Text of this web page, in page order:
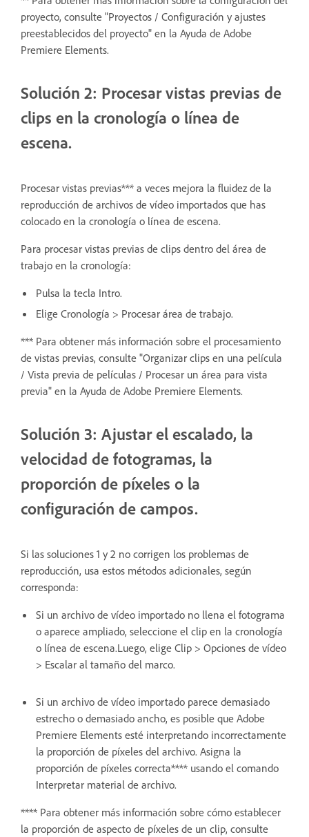
proyecto, consulte "Proyectos / Configuración y ajustes
preestablecidos del proyecto" en la Ayuda de Adobe
Premiere Elements.
Solución 2: Procesar vistas previas de
clips en la cronología o línea de
escena.
Procesar vistas previas*** a veces mejora la fluidez de la
reproducción de archivos de vídeo importados que has
colocado en la cronología o línea de escena.
Para procesar vistas previas de clips dentro del área de
trabajo en la cronología:
Pulsa la tecla Intro.
Elige Cronología > Procesar área de trabajo.
*** Para obtener más información sobre el procesamiento
de vistas previas, consulte "Organizar clips en una película
/ Vista previa de películas / Procesar un área para vista
previa" en la Ayuda de Adobe Premiere Elements.
Solución 3: Ajustar el escalado, la
velocidad de fotogramas, la
proporción de píxeles o la
configuración de campos.
Si las soluciones 1 y 2 no corrigen los problemas de
reproducción, usa estos métodos adicionales, según
corresponda:
Si un archivo de vídeo importado no llena el fotograma
o aparece ampliado, seleccione el clip en la cronología
o línea de escena.Luego, elige Clip > Opciones de vídeo
> Escalar al tamaño del marco.
Si un archivo de vídeo importado parece demasiado
estrecho o demasiado ancho, es posible que Adobe
Premiere Elements esté interpretando incorrectamente
la proporción de píxeles del archivo. Asigna la
proporción de píxeles correcta**** usando el comando
Interpretar material de archivo.
**** Para obtener más información sobre cómo establecer
la proporción de aspecto de píxeles de un clip, consulte